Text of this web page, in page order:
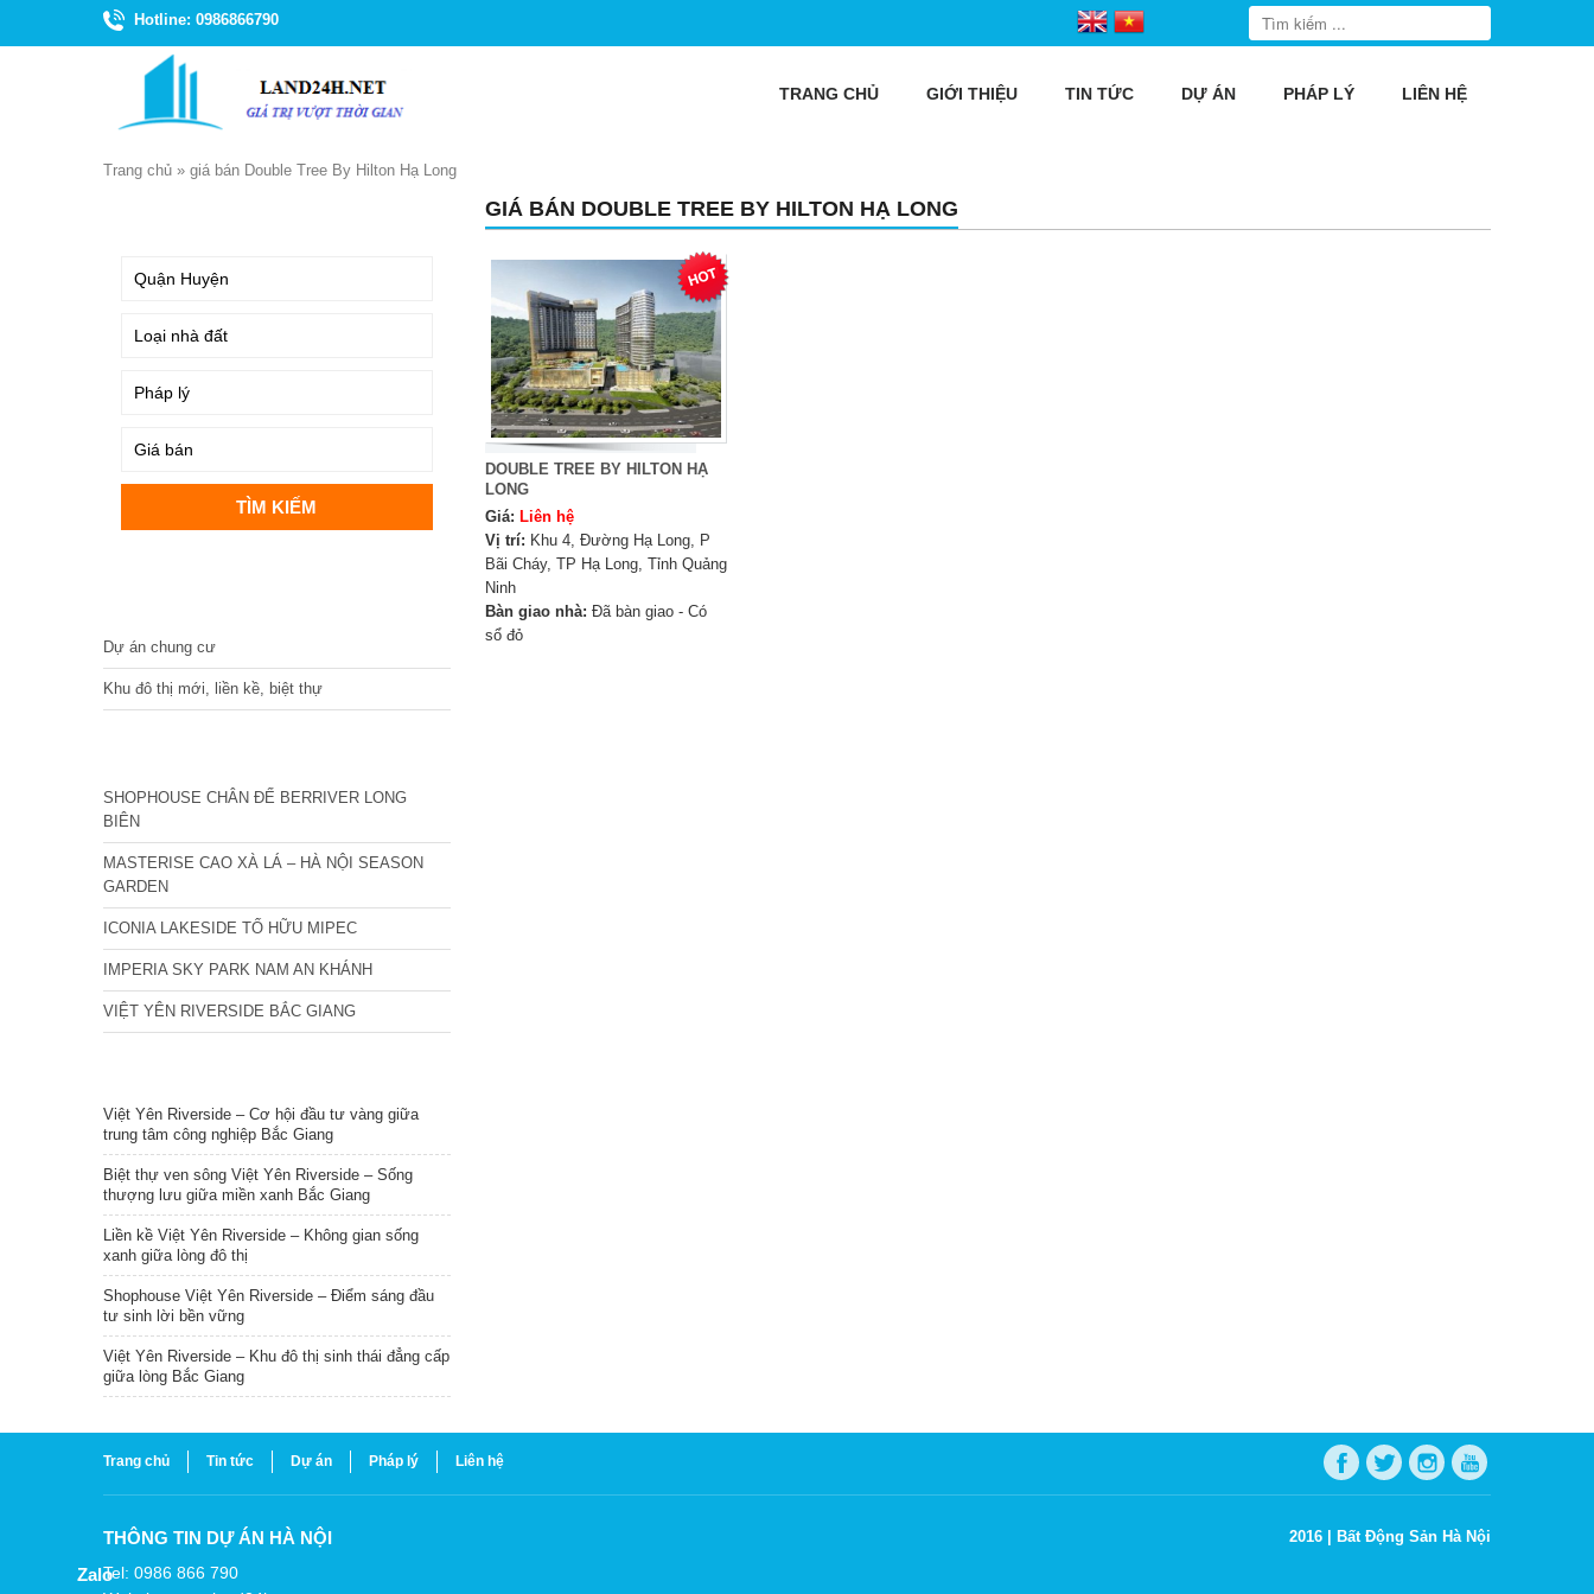
Hotline: 0986866790
TRANG CHỦ GIỚI THIỆU TIN TỨC DỰ ÁN PHÁP LÝ LIÊN HỆ
Trang chủ » giá bán Double Tree By Hilton Hạ Long
GIÁ BÁN DOUBLE TREE BY HILTON HẠ LONG
DOUBLE TREE BY HILTON HẠ
LONG
Giá: Liên hệ
Vị trí: Khu 4, Đường Hạ Long, P
Bãi Cháy, TP Hạ Long, Tỉnh Quảng
Ninh
Bàn giao nhà: Đã bàn giao - Có
sổ đỏ
Dự án chung cư
Khu đô thị mới, liền kề, biệt thự
SHOPHOUSE CHÂN ĐẾ BERRIVER LONG
BIÊN
MASTERISE CAO XÀ LÁ – HÀ NỘI SEASON
GARDEN
ICONIA LAKESIDE TỐ HỮU MIPEC
IMPERIA SKY PARK NAM AN KHÁNH
VIỆT YÊN RIVERSIDE BẮC GIANG
Việt Yên Riverside – Cơ hội đầu tư vàng giữa
trung tâm công nghiệp Bắc Giang
Biệt thự ven sông Việt Yên Riverside – Sống
thượng lưu giữa miền xanh Bắc Giang
Liền kề Việt Yên Riverside – Không gian sống
xanh giữa lòng đô thị
Shophouse Việt Yên Riverside – Điểm sáng đầu
tư sinh lời bền vững
Việt Yên Riverside – Khu đô thị sinh thái đẳng cấp
giữa lòng Bắc Giang
Trang chủ Tin tức Dự án Pháp lý Liên hệ
THÔNG TIN DỰ ÁN HÀ NỘI
Tel: 0986 866 790
2016 | Bất Động Sản Hà Nội
Zalo